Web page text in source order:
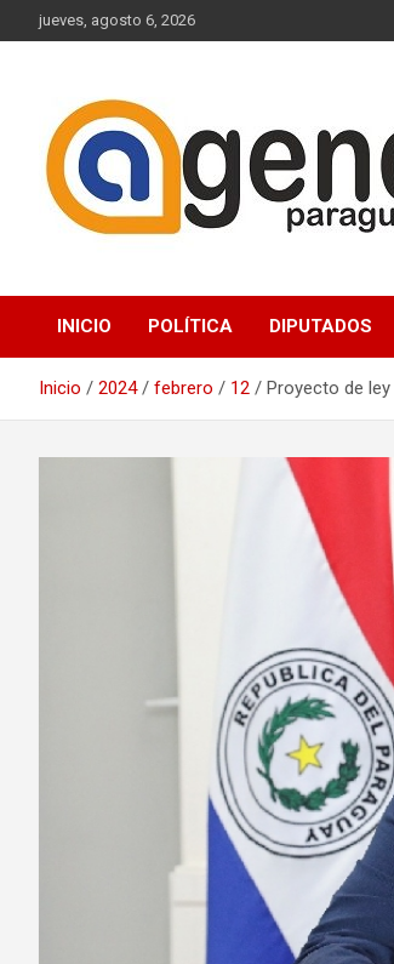
Saltar
al
jueves, agosto 6, 2026
Agenda
INICIO POLÍTICA DIPUTADOS
Inicio 2024 febrero 12 Proyecto de